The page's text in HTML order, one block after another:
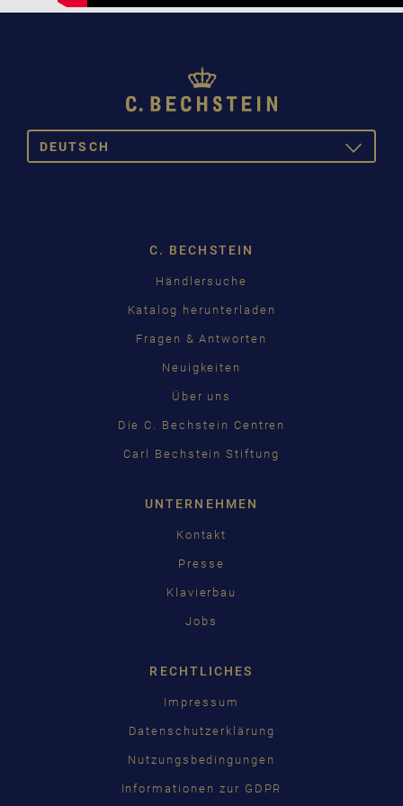
DEUTSCH
TOGGLE
C. BECHSTEIN
Händlersuche
Katalog herunterladen
Fragen & Antworten
Neuigkeiten
Über uns
Die C. Bechstein Centren
Carl Bechstein Stiftung
UNTERNEHMEN
Kontakt
Presse
Klavierbau
Jobs
RECHTLICHES
Impressum
Datenschutzerklärung
Nutzungsbedingungen
Informationen zur GDPR